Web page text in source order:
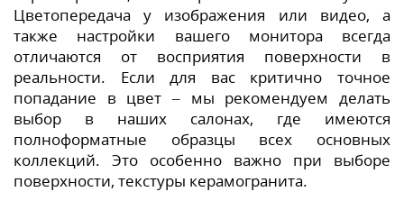
Цветопередача у изображения или видео, а
также настройки вашего монитора всегда
отличаются от восприятия поверхности в
реальности. Если для вас критично точное
попадание в цвет – мы рекомендуем делать
выбор в наших салонах, где имеются
полноформатные образцы всех основных
коллекций. Это особенно важно при выборе
поверхности, текстуры керамогранита.